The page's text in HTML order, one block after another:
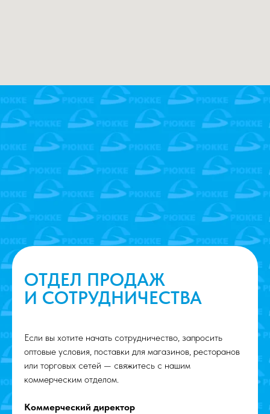
ОТДЕЛ ПРОДАЖ
И СОТРУДНИЧЕСТВА
Если вы хотите начать сотрудничество, запросить
оптовые условия, поставки для магазинов, ресторанов
или торговых сетей — свяжитесь с нашим
коммерческим отделом.
Коммерческий директор